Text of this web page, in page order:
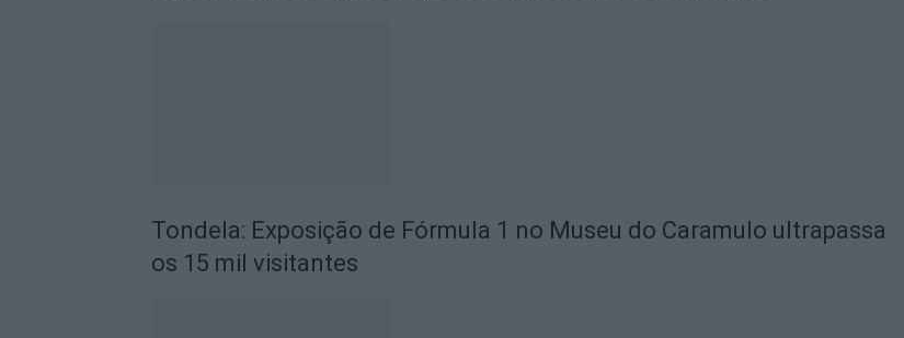
Tondela: Exposição de Fórmula 1 no Museu do Caramulo ultrapassa
os 15 mil visitantes